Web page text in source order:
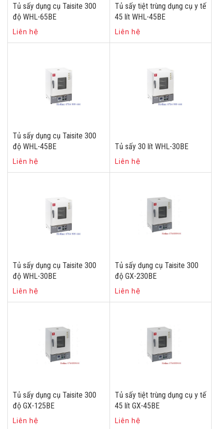
Tủ sấy dụng cụ Taisite 300
độ WHL-65BE
Liên hệ
Tủ sấy tiệt trùng dụng cụ y tế
45 lít WHL-45BE
Liên hệ
Tủ sấy dụng cụ Taisite 300
độ WHL-45BE
Liên hệ
Tủ sấy 30 lít WHL-30BE
Liên hệ
Tủ sấy dụng cụ Taisite 300
độ WHL-30BE
Liên hệ
Tủ sấy dụng cụ Taisite 300
độ GX-230BE
Liên hệ
Tủ sấy dụng cụ Taisite 300
độ GX-125BE
Liên hệ
Tủ sấy tiệt trùng dụng cụ y tế
45 lít GX-45BE
Liên hệ